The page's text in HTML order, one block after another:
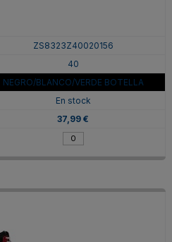
ZS8323Z40020156
40
NEGRO/BLANCO/VERDE BOTELLA
En stock
37,99 €